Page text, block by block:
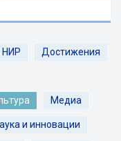
НИР Достижения
Медиа
и инновации